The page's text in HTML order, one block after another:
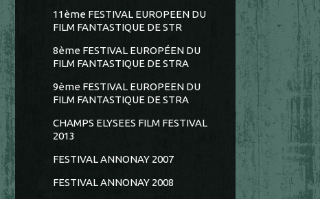
11ème FESTIVAL EUROPEEN DU
FILM FANTASTIQUE DE STR
8ème FESTIVAL EUROPÉEN DU
FILM FANTASTIQUE DE STRA
9ème FESTIVAL EUROPEEN DU
FILM FANTASTIQUE DE STRA
CHAMPS ELYSEES FILM FESTIVAL
2013
FESTIVAL ANNONAY 2007
FESTIVAL ANNONAY 2008